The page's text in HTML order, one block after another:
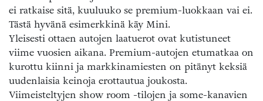
ei ratkaise sitä, kuuluuko se premium-luokkaan vai ei.
Tästä hyvänä esimerkkinä käy Mini.
Yleisesti ottaen autojen laatuerot ovat kutistuneet
viime vuosien aikana. Premium-autojen etumatkaa on
kurottu kiinni ja markkinamiesten on pitänyt keksiä
uudenlaisia keinoja erottautua joukosta.
Viimeisteltyjen show room -tilojen ja some-kanavien